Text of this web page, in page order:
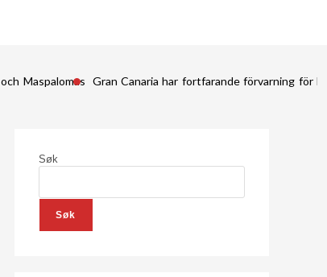
Maspalomas Gran Canaria har fortfarande förvarning för
Søk
Søk